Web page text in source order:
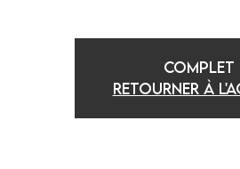
COMPLET
Retourner à